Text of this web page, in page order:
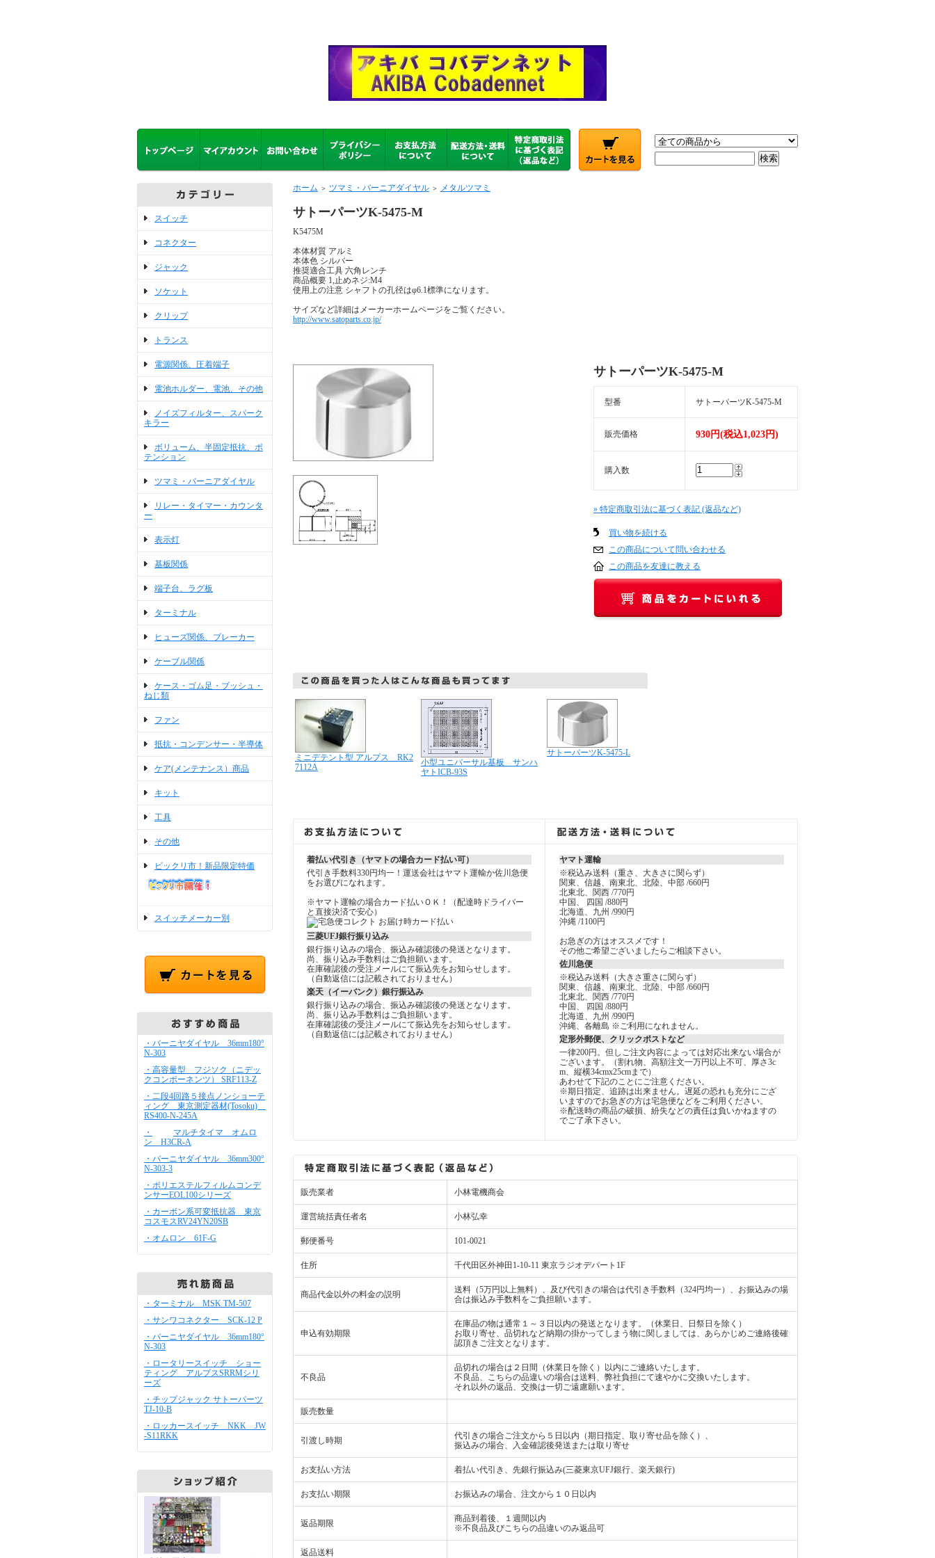
スイッチ
コネクター
ジャック
ソケット
クリップ
トランス
電源関係、圧着端子
電池ホルダー、電池、その他
ノイズフィルター、スパーク
キラー
ボリューム、半固定抵抗、ポ
テンション
ツマミ・バーニアダイヤル
リレー・タイマー・カウンタ
ー
表示灯
基板関係
端子台、ラグ板
ターミナル
ヒューズ関係、ブレーカー
ケーブル関係
ケース・ゴム足・ブッシュ・
ねじ類
ファン
抵抗・コンデンサー・半導体
ケア(メンテナンス）商品
キット
工具
その他
ビックリ市！新品限定特価
スイッチメーカー別
・バーニヤダイヤル 36mm180°
N-303
・高容量型 フジソク（ニデッ
クコンポーネンツ） SRF113-Z
・二段4回路５接点ノンショーテ
ィング 東京測定器材(Tosoku)
RS400-N-245A
・
マルチタイマ オムロ
ン H3CR-A
・バーニヤダイヤル 36mm300°
N-303-3
・ポリエステルフィルムコンデ
ンサーEOL100シリーズ
・カーボン系可変抵抗器 東京
コスモスRV24YN20SB
・オムロン 61F-G
・ターミナル MSK TM-507
・サンワコネクター SCK-12 P
・バーニヤダイヤル 36mm180°
N-303
・ロータリースイッチ ショー
ティング アルプスSRRMシリ
ーズ
・チップジャック サトーパーツ
TJ-10-B
・ロッカースイッチ NKK JW
-S11RKK
ホーム ＞ ツマミ・バーニアダイヤル ＞ メタルツマミ
サトーパーツK-5475-M
K5475M
本体材質 アルミ
本体色 シルバー
推奨適合工具 六角レンチ
商品概要 1,止めネジ:M4
使用上の注意 シャフトの孔径はφ6.1標準になります。
サイズなど詳細はメーカーホームページをご覧ください。
http://www.satoparts.co.jp/
サトーパーツK-5475-M
型番 サトーパーツK-5475-M
販売価格 930円(税込1,023円)
購入数
» 特定商取引法に基づく表記 (返品など)
買い物を続ける
この商品について問い合わせる
この商品を友達に教える
ミニデテント型 アルプス RK2
7112A
小型ユニバーサル基板 サンハ
ヤトICB-93S
サトーパーツK-5475-L
着払い代引き（ヤマトの場合カード払い可）
代引き手数料330円均一！運送会社はヤマト運輸か佐川急便
をお選びになれます。
※ヤマト運輸の場合カード払いＯＫ！（配達時ドライバー
と直接決済で安心）
三菱UFJ銀行振り込み
銀行振り込みの場合、振込み確認後の発送となります。
尚、振り込み手数料はご負担願います。
在庫確認後の受注メールにて振込先をお知らせします。
（自動返信には記載されておりません）
楽天（イーバンク）銀行振込み
銀行振り込みの場合、振込み確認後の発送となります。
尚、振り込み手数料はご負担願います。
在庫確認後の受注メールにて振込先をお知らせします。
（自動返信には記載されておりません）
ヤマト運輸
※税込み送料（重さ、大きさに関らず）
関東、信越、南東北、北陸、中部 /660円
北東北、関西 /770円
中国、 四国 /880円
北海道、九州 /990円
沖縄 /1100円
お急ぎの方はオススメです！
その他ご希望ございましたらご相談下さい。
佐川急便
※税込み送料（大きさ重さに関らず）
関東、信越、南東北、北陸、中部 /660円
北東北、関西 /770円
中国、 四国 /880円
北海道、九州 /990円
沖縄、各離島 ※ご利用になれません。
定形外郵便、クリックポストなど
一律200円。但しご注文内容によっては対応出来ない場合が
ございます。（割れ物、高額注文一万円以上不可、厚さ3c
m、縦横34cmx25cmまで）
あわせて下記のことにご注意ください。
※期日指定、追跡は出来ません。遅延の恐れも充分にござ
いますのでお急ぎの方は宅急便などをご利用ください。
※配送時の商品の破損、紛失などの責任は負いかねますの
でご了承下さい。
販売業者 小林電機商会
運営統括責任者名 小林弘幸
郵便番号 101-0021
住所 千代田区外神田1-10-11 東京ラジオデパート1F
商品代金以外の料金の説明
送料（5万円以上無料）、及び代引きの場合は代引き手数料（324円均一）、お振込みの場
合は振込み手数料をご負担願います。
申込有効期限
在庫品の物は通常１～３日以内の発送となります。（休業日、日祭日を除く）
お取り寄せ、品切れなど納期の掛かってしまう物に関しましては、あらかじめご連絡後確
認頂きご注文となります。
不良品
品切れの場合は２日間（休業日を除く）以内にご連絡いたします。
不良品、こちらの品違いの場合は送料、弊社負担にて速やかに交換いたします。
それ以外の返品、交換は一切ご遠慮願います。
販売数量
引渡し時期
代引きの場合ご注文から５日以内（期日指定、取り寄せ品を除く）、
振込みの場合、入金確認後発送または取り寄せ
お支払い方法 着払い代引き、先銀行振込み(三菱東京UFJ銀行、楽天銀行)
お支払い期限 お振込みの場合、注文から１０日以内
返品期限
商品到着後、１週間以内
※不良品及びこちらの品違いのみ返品可
返品送料